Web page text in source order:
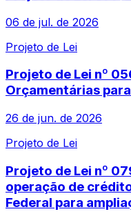
06 de jul. de 2026
Projeto de Lei
Projeto de Lei nº
Orçamentárias
26 de jun. de 2026
Projeto de Lei
Projeto de Lei nº
operação de
Federal para